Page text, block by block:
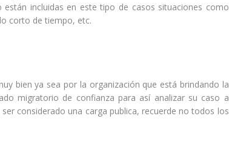
incluidas en este tipo de casos situaciones como
corto de tiempo, etc.
bien ya sea por la organización que está brindando la
migratorio de confianza para así analizar su caso a
considerado una carga publica, recuerde no todos los